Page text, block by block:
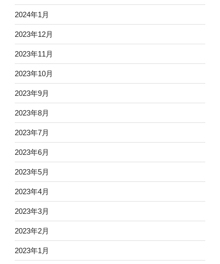
2024年1月
2023年12月
2023年11月
2023年10月
2023年9月
2023年8月
2023年7月
2023年6月
2023年5月
2023年4月
2023年3月
2023年2月
2023年1月